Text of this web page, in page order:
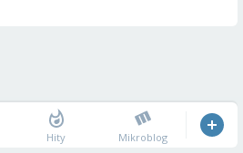
Hity Mikroblog